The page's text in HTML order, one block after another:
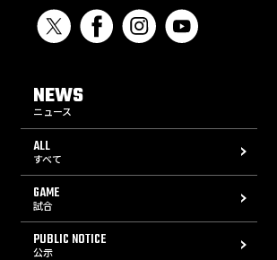
NEWS
ニュース
ALL
すべて
GAME
試合
PUBLIC NOTICE
公示